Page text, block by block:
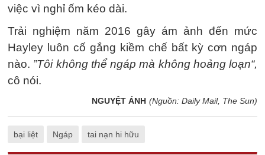
việc vì nghỉ ốm kéo dài.
Trải nghiệm năm 2016 gây ám ảnh đến mức
Hayley luôn cố gắng kiềm chế bất kỳ cơn ngáp
nào. ”Tôi không thể ngáp mà không hoảng loạn“,
cô nói.
NGUYỆT ÁNH (Nguồn: Daily Mail, The Sun)
bại liệt Ngáp tai nạn hi hữu